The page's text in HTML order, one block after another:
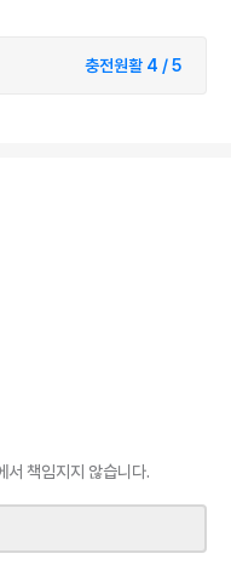
충전원활 4 / 5
서 책임지지 않습니다.